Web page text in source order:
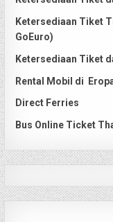
Ketersediaan Tiket
GoEuro)
Ketersediaan Tiket
Rental Mobil di
Direct Ferries
Bus Online Ticket